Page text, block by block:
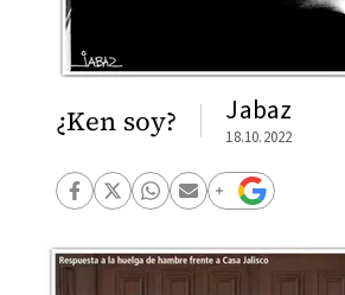
¿Ken soy? Jabaz
18.10.2022